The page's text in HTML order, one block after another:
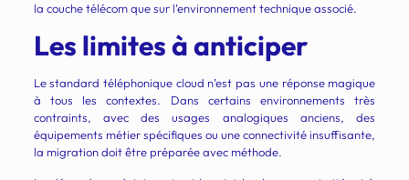
la couche télécom que sur l’environnement technique associé.
Les limites à anticiper
Le standard téléphonique cloud n’est pas une réponse magique
à tous les contextes. Dans certains environnements très
contraints, avec des usages analogiques anciens, des
équipements métier spécifiques ou une connectivité insuffisante,
la migration doit être préparée avec méthode.